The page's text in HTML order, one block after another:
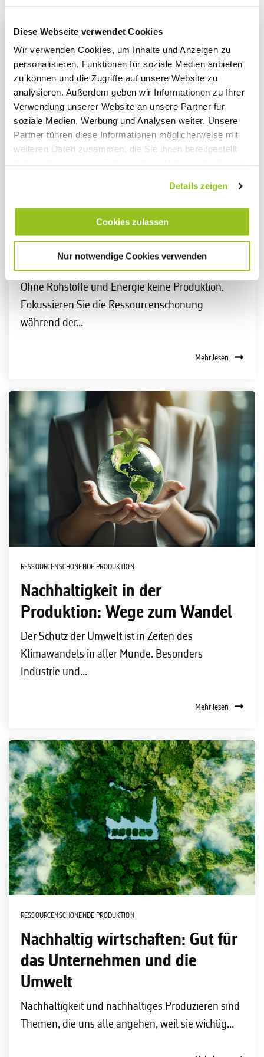
Diese Webseite verwendet Cookies
Wir verwenden Cookies, um Inhalte und Anzeigen zu
personalisieren, Funktionen für soziale Medien anbieten
zu können und die Zugriffe auf unsere Website zu
analysieren. Außerdem geben wir Informationen zu Ihrer
Verwendung unserer Website an unsere Partner für
soziale Medien, Werbung und Analysen weiter. Unsere
Partner führen diese Informationen möglicherweise mit
weiteren Daten zusammen, die Sie ihnen bereitgestellt
Details zeigen
Cookies zulassen
Nur notwendige Cookies verwenden
Ressourcenschonende
Produktion: Ökologische
Verantwortung der Industrie
Ohne Rohstoffe und Energie keine Produktion.
Fokussieren Sie die Ressourcenschonung
während der...
Mehr lesen
RESSOURCENSCHONENDE PRODUKTION
Nachhaltigkeit in der
Produktion: Wege zum Wandel
Der Schutz der Umwelt ist in Zeiten des
Klimawandels in aller Munde. Besonders
Industrie und...
Mehr lesen
RESSOURCENSCHONENDE PRODUKTION
Nachhaltig wirtschaften: Gut für
das Unternehmen und die
Umwelt
Nachhaltigkeit und nachhaltiges Produzieren sind
Themen, die uns alle angehen, weil sie wichtig...